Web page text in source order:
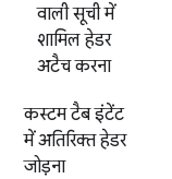
वाली सूची में
शामिल हेडर
अटैच करना
कस्टम टैब इंटेंट
में अतिरिक्त हेडर
जोड़ना